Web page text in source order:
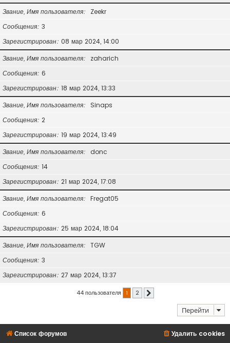
Звание, Имя пользователя
Zeekr
Сообщения 3
Зарегистрирован 08 мар 2024, 14:00
Звание, Имя пользователя
zaharich
Сообщения 6
Зарегистрирован 18 мар 2024, 13:33
Звание, Имя пользователя
Sinaps
Сообщения 2
Зарегистрирован 19 мар 2024, 13:49
Звание, Имя пользователя
donc
Сообщения 14
Зарегистрирован 21 мар 2024, 17:08
Звание, Имя пользователя
Fregat05
Сообщения 6
Зарегистрирован 25 мар 2024, 18:04
Звание, Имя пользователя
TGW
Сообщения 3
Зарегистрирован 27 мар 2024, 13:37
44 пользователя 1 2
Перейти
Список форумов Удалить cookies